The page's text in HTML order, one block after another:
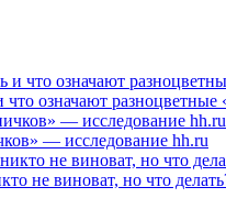
означают разноцветные
— исследование hh.ru
не виноват, но что